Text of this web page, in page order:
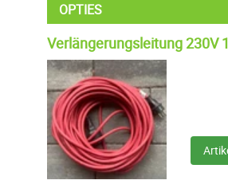
OPTIES
Verlängerungsleitung 230V